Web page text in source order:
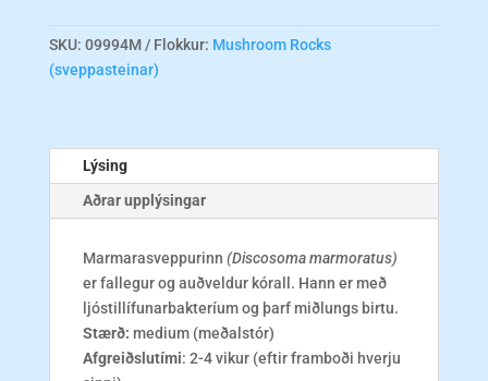
SKU: 09994M Flokkur: Mushroom Rocks
(sveppasteinar)
Lýsing
Aðrar upplýsingar
Marmarasveppurinn (Discosoma marmoratus)
er fallegur og auðveldur kórall. Hann er með
ljóstillífunarbakteríum og þarf miðlungs birtu.
Stærð: medium (meðalstór)
Afgreiðslutími: 2-4 vikur (eftir framboði hverju